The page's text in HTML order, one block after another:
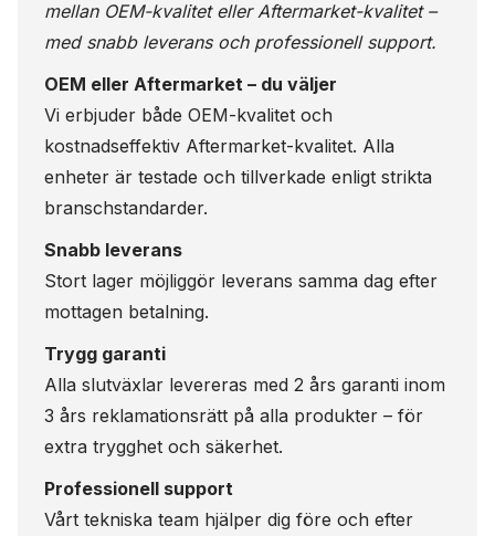
mellan OEM-kvalitet eller Aftermarket-kvalitet –
med snabb leverans och professionell support.
OEM eller Aftermarket – du väljer
Vi erbjuder både OEM-kvalitet och
kostnadseffektiv Aftermarket-kvalitet. Alla
enheter är testade och tillverkade enligt strikta
branschstandarder.
Snabb leverans
Stort lager möjliggör leverans samma dag efter
mottagen betalning.
Trygg garanti
Alla slutväxlar levereras med 2 års garanti inom
3 års reklamationsrätt på alla produkter – för
extra trygghet och säkerhet.
Professionell support
Vårt tekniska team hjälper dig före och efter